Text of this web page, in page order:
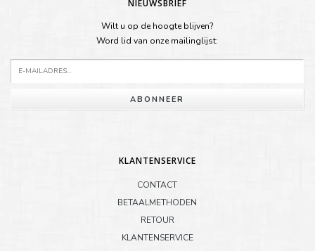
NIEUWSBRIEF
Wilt u op de hoogte blijven?
Word lid van onze mailinglijst:
ABONNEER
KLANTENSERVICE
CONTACT
BETAALMETHODEN
RETOUR
KLANTENSERVICE